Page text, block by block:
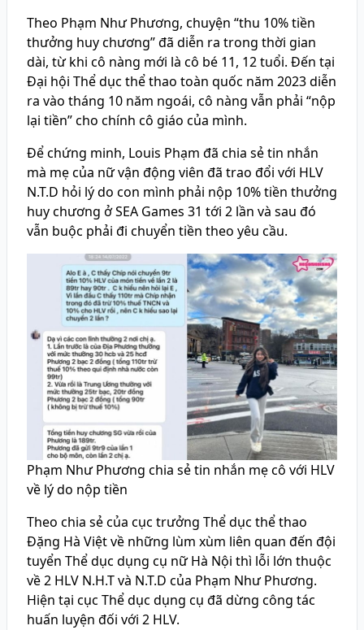
Theo Phạm Như Phương, chuyện “thu 10% tiền
thưởng huy chương” đã diễn ra trong thời gian
dài, từ khi cô nàng mới là cô bé 11, 12 tuổi. Đến tại
Đại hội Thể dục thể thao toàn quốc năm 2023 diễn
ra vào tháng 10 năm ngoái, cô nàng vẫn phải “nộp
lại tiền” cho chính cô giáo của mình.
Để chứng minh, Louis Phạm đã chia sẻ tin nhắn
mà mẹ của nữ vận động viên đã trao đổi với HLV
N.T.D hỏi lý do con mình phải nộp 10% tiền thưởng
huy chương ở SEA Games 31 tới 2 lần và sau đó
vẫn buộc phải đi chuyển tiền theo yêu cầu.
Phạm Như Phương chia sẻ tin nhắn mẹ cô với HLV
về lý do nộp tiền
Theo chia sẻ của cục trưởng Thể dục thể thao
Đặng Hà Việt về những lùm xùm liên quan đến đội
tuyển Thể dục dụng cụ nữ Hà Nội thì lỗi lớn thuộc
về 2 HLV N.H.T và N.T.D của Phạm Như Phương.
Hiện tại cục Thể dục dụng cụ đã dừng công tác
huấn luyện đối với 2 HLV.